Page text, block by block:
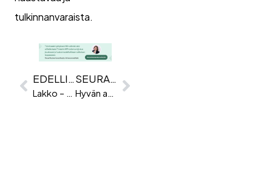
tulkinnanvaraista.
EDELLINEN
Lakko – Ohjeet työntekijälle, työnantajalle ja palkanlaskentaan
SEURAAVA
Hyvän asiakaspalvelijan ominaisuudet